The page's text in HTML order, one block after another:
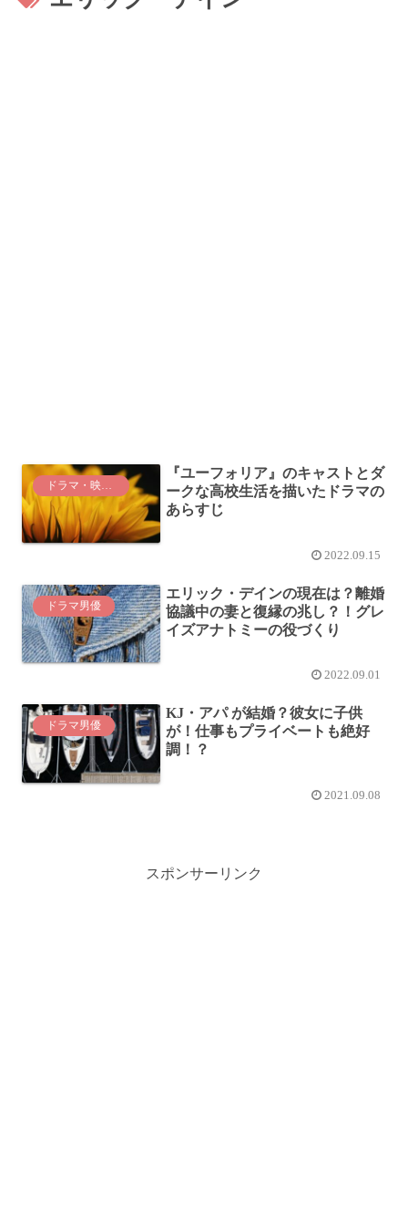
ドラマ・映画紹介
『ユーフォリア』のキャストとダ
ークな高校生活を描いたドラマの
あらすじ
2022.09.15
ドラマ男優
エリック・デインの現在は？離婚
協議中の妻と復縁の兆し？！グレ
イズアナトミーの役づくり
2022.09.01
ドラマ男優
KJ・アパ が結婚？彼女に子供
が！仕事もプライベートも絶好
調！？
2021.09.08
スポンサーリンク